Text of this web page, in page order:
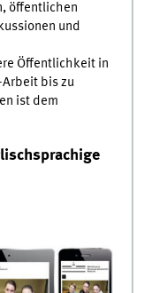
öffentlichen
und
Öffentlichkeit in
Arbeit bis zu
ist dem